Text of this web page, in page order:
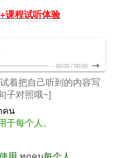
课程试听体验
- 00:00 / 00:00
着把自己听到的内容写
子对照哦~]
คน
每个人。